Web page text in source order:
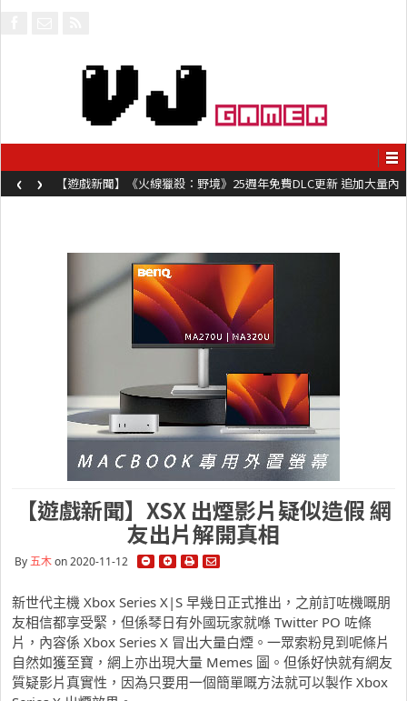
【遊戲新聞】《火線獵殺：野境》25週年免費DLC更新 追加大量內
容同時系舊作限時超平價折扣
‹ ›
【遊戲新聞】XSX 出煙影片疑似造假 網
友出片解開真相
By五木on 2020-11-12
新世代主機 Xbox Series X|S 早幾日正式推出，之前訂咗機嘅朋
友相信都享受緊，但係琴日有外國玩家就喺 Twitter PO 咗條
片，內容係 Xbox Series X 冒出大量白煙。一眾索粉見到呢條片
自然如獲至寶，網上亦出現大量 Memes 圖。但係好快就有網友
質疑影片真實性，因為只要用一個簡單嘅方法就可以製作 Xbox